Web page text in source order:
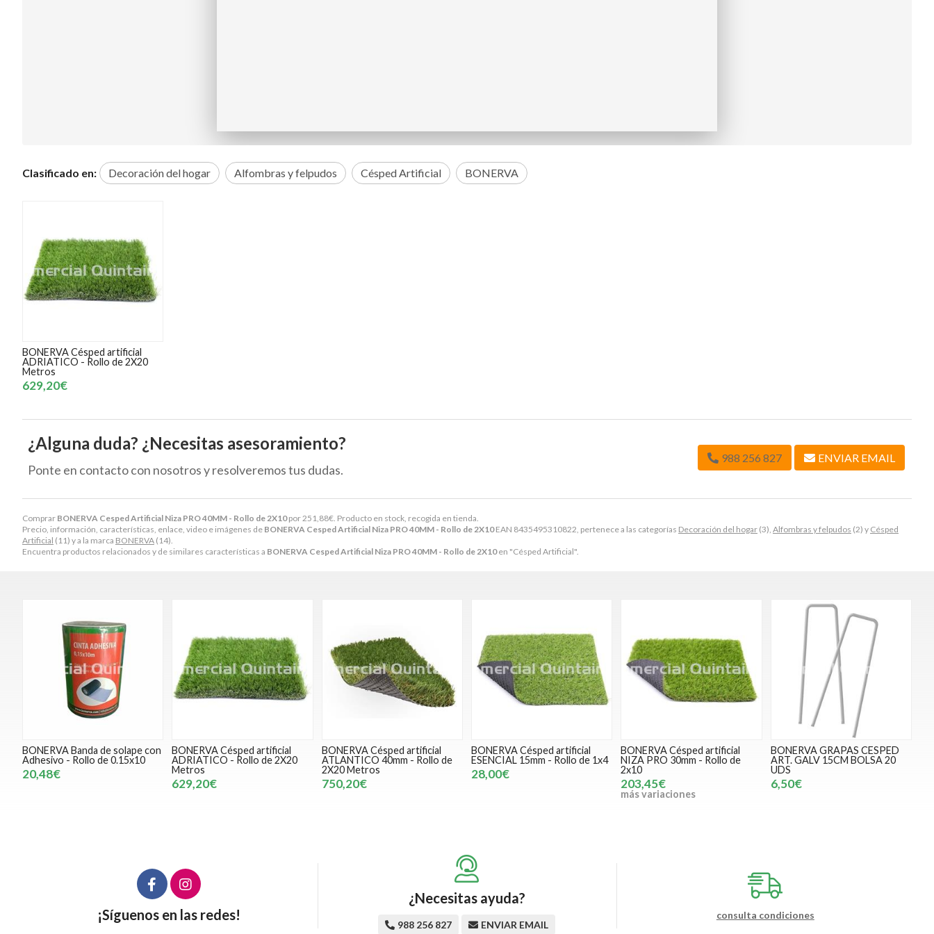
Comprar BONERVA Cesped Artificial Niza PRO 40MM - Rollo de 2X10por 251,88€ . Producto en stock, recogida en tienda.
Precio, información, características, enlace, video e imágenes de BONERVA Cesped Artificial Niza PRO 40MM - Rollo de 2X10EAN 8435495310822, pertenece a las categorías Decoración del hogar (3), Alfombras y felpudos (2) y Césped
Artificial (11) y a la marca BONERVA (14).
Encuentra productos relacionados y de similares características a BONERVA Cesped Artificial Niza PRO 40MM - Rollo de 2X10en "Césped Artificial".
Clasificado en: Decoración del hogar Alfombras y felpudos Césped Artificial BONERVA
BONERVA Césped artificial
ADRIATICO - Rollo de 2X20
Metros
629,20€
¿Alguna duda? ¿Necesitas asesoramiento?
Ponte en contacto con nosotros y resolveremos tus dudas.
988 256 827 ENVIAR EMAIL
BONERVA Banda de solape con
Adhesivo - Rollo de 0.15x10
20,48€
BONERVA Césped artificial
ADRIATICO - Rollo de 2X20
Metros
629,20€
BONERVA Césped artificial
ATLANTICO 40mm - Rollo de
2X20 Metros
750,20€
BONERVA Césped artificial
ESENCIAL 15mm - Rollo de 1x4
28,00€
BONERVA Césped artificial
NIZA PRO 30mm - Rollo de
2x10
203,45€
más variaciones
BONERVA GRAPAS CESPED
ART. GALV 15CM BOLSA 20
UDS
6,50€
¡Síguenos en las redes!
¿Necesitas ayuda?
988 256 827 ENVIAR EMAIL
consulta condiciones